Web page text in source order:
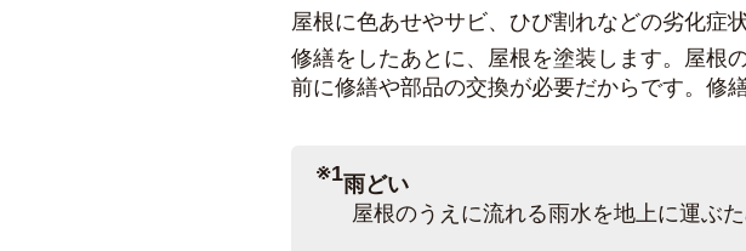
屋根に色あせやサビ、ひび割れなどの劣化症
修繕をしたあとに、屋根を塗装します。屋根
前に修繕や部品の交換が必要だからです。修
※1雨どい
屋根のうえに流れる雨水を地上に運ぶ